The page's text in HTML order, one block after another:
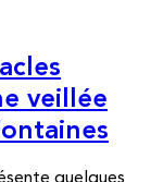
veillée